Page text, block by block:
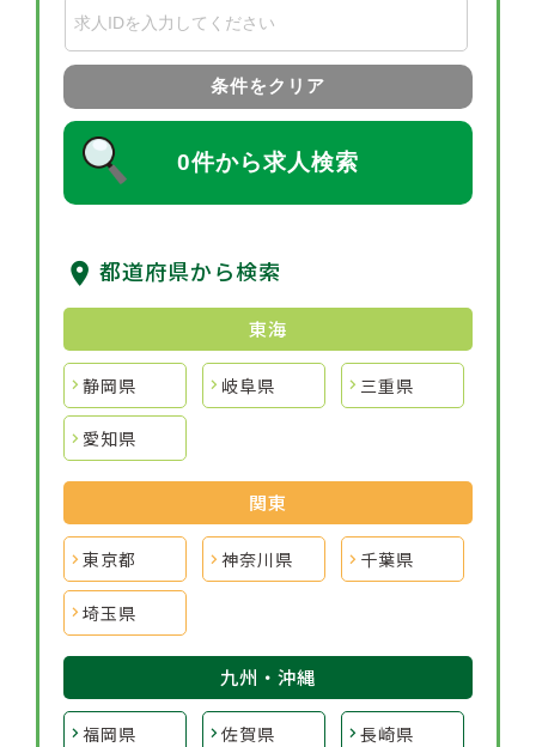
条件をクリア
0件から求人検索
都道府県から検索
東海
静岡県 岐阜県 三重県
愛知県
関東
東京都 神奈川県 千葉県
埼玉県
九州・沖縄
福岡県 佐賀県 長崎県